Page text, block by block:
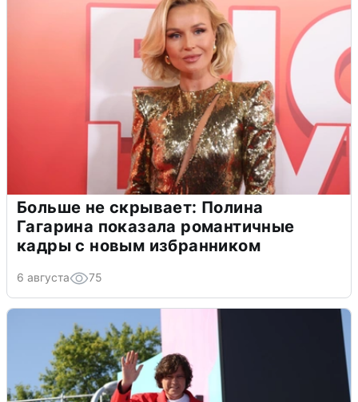
Больше не скрывает: Полина
Гагарина показала романтичные
кадры с новым избранником
6 августа 75